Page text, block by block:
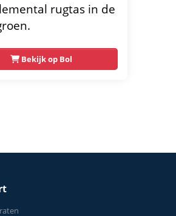
rugtas in de
Bekijk op Bol